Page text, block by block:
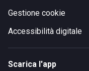
Gestione cookie
Accessibilità digitale
Scarica l'app